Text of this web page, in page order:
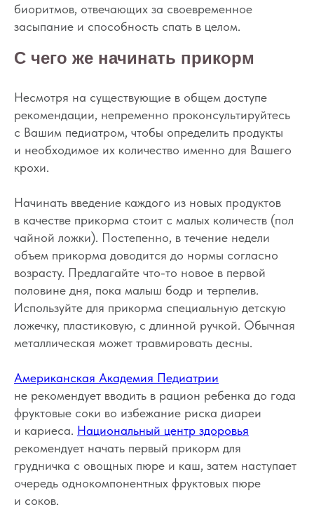
биоритмов, отвечающих за своевременное
засыпание и способность спать в целом.
С чего же начинать прикорм
Несмотря на существующие в общем доступе
рекомендации, непременно проконсультируйтесь
с Вашим педиатром, чтобы определить продукты
и необходимое их количество именно для Вашего
крохи.
Начинать введение каждого из новых продуктов
в качестве прикорма стоит с малых количеств (пол
чайной ложки). Постепенно, в течение недели
объем прикорма доводится до нормы согласно
возрасту. Предлагайте что-то новое в первой
половине дня, пока малыш бодр и терпелив.
Используйте для прикорма специальную детскую
ложечку, пластиковую, с длинной ручкой. Обычная
металлическая может травмировать десны.
Американская Академия Педиатрии
не рекомендует вводить в рацион ребенка до года
фруктовые соки во избежание риска диареи
и кариеса. Национальный центр здоровья
рекомендует начать первый прикорм для
грудничка с овощных пюре и каш, затем наступает
очередь однокомпонентных фруктовых пюре
и соков.